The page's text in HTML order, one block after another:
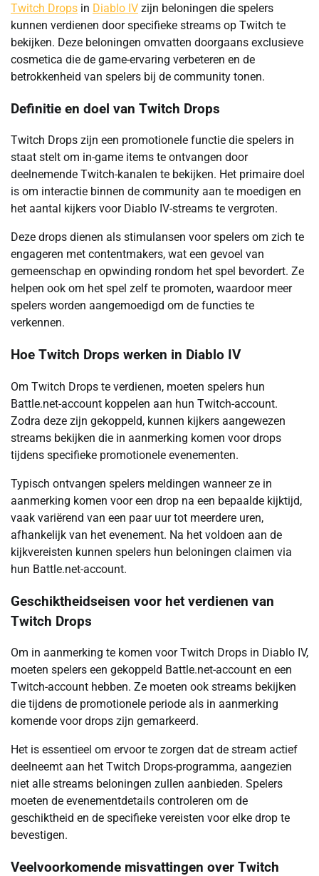
Twitch Drops in Diablo IV zijn beloningen die spelers
kunnen verdienen door specifieke streams op Twitch te
bekijken. Deze beloningen omvatten doorgaans exclusieve
cosmetica die de game-ervaring verbeteren en de
betrokkenheid van spelers bij de community tonen.
Definitie en doel van Twitch Drops
Twitch Drops zijn een promotionele functie die spelers in
staat stelt om in-game items te ontvangen door
deelnemende Twitch-kanalen te bekijken. Het primaire doel
is om interactie binnen de community aan te moedigen en
het aantal kijkers voor Diablo IV-streams te vergroten.
Deze drops dienen als stimulansen voor spelers om zich te
engageren met contentmakers, wat een gevoel van
gemeenschap en opwinding rondom het spel bevordert. Ze
helpen ook om het spel zelf te promoten, waardoor meer
spelers worden aangemoedigd om de functies te
verkennen.
Hoe Twitch Drops werken in Diablo IV
Om Twitch Drops te verdienen, moeten spelers hun
Battle.net-account koppelen aan hun Twitch-account.
Zodra deze zijn gekoppeld, kunnen kijkers aangewezen
streams bekijken die in aanmerking komen voor drops
tijdens specifieke promotionele evenementen.
Typisch ontvangen spelers meldingen wanneer ze in
aanmerking komen voor een drop na een bepaalde kijktijd,
vaak variërend van een paar uur tot meerdere uren,
afhankelijk van het evenement. Na het voldoen aan de
kijkvereisten kunnen spelers hun beloningen claimen via
hun Battle.net-account.
Geschiktheidseisen voor het verdienen van
Twitch Drops
Om in aanmerking te komen voor Twitch Drops in Diablo IV,
moeten spelers een gekoppeld Battle.net-account en een
Twitch-account hebben. Ze moeten ook streams bekijken
die tijdens de promotionele periode als in aanmerking
komende voor drops zijn gemarkeerd.
Het is essentieel om ervoor te zorgen dat de stream actief
deelneemt aan het Twitch Drops-programma, aangezien
niet alle streams beloningen zullen aanbieden. Spelers
moeten de evenementdetails controleren om de
geschiktheid en de specifieke vereisten voor elke drop te
bevestigen.
Veelvoorkomende misvattingen over Twitch